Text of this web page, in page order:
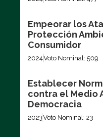
Empeorar los
Protección
Consumidor
2024Voto Nominal: 509
Establecer
contra el Medio
Democracia
2023Voto Nominal: 23